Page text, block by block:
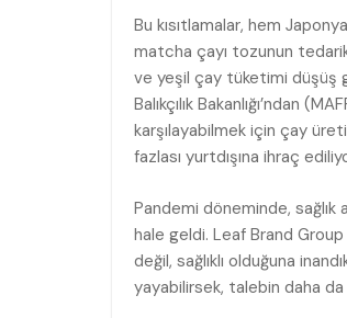
Bu kısıtlamalar, hem
matcha çayı tozunun
ve yeşil çay tüketimi düşüş
Balıkçılık Bakanlığı’ndan
karşılayabilmek için çay
fazlası yurtdışına ihraç
Pandemi döneminde,
hale geldi. Leaf Brand Group
değil, sağlıklı olduğuna
yayabilirsek, talebin daha da